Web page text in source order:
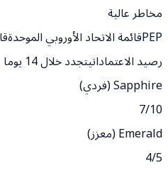
مخاطر عالية
PEPقائمة الاتحاد الأوروبي الموحدة
رصيد الاعتماداتيتجدد خلال 14 يوما
Sapphire (فردي)
7/10
Emerald (معزز)
4/5